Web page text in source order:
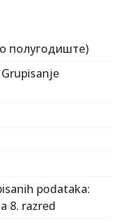
полугодиште)
podataka:
8. razred